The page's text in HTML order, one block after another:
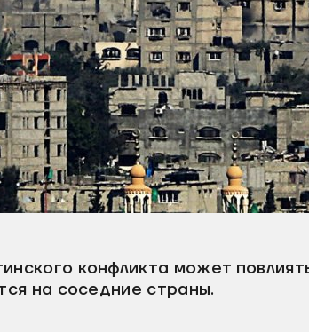
конфликта может
на соседние страны.